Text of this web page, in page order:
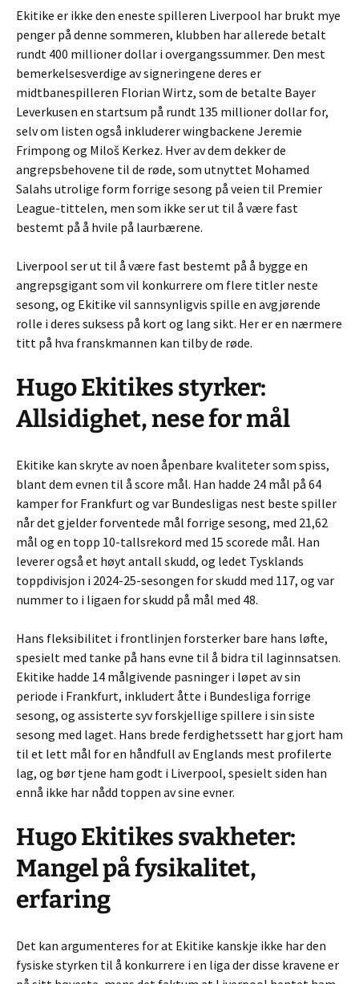
Ekitike er ikke den eneste spilleren Liverpool har brukt mye
penger på denne sommeren, klubben har allerede betalt
rundt 400 millioner dollar i overgangssummer. Den mest
bemerkelsesverdige av signeringene deres er
midtbanespilleren Florian Wirtz, som de betalte Bayer
Leverkusen en startsum på rundt 135 millioner dollar for,
selv om listen også inkluderer wingbackene Jeremie
Frimpong og Miloš Kerkez. Hver av dem dekker de
angrepsbehovene til de røde, som utnyttet Mohamed
Salahs utrolige form forrige sesong på veien til Premier
League-tittelen, men som ikke ser ut til å være fast
bestemt på å hvile på laurbærene.
Liverpool ser ut til å være fast bestemt på å bygge en
angrepsgigant som vil konkurrere om flere titler neste
sesong, og Ekitike vil sannsynligvis spille en avgjørende
rolle i deres suksess på kort og lang sikt. Her er en nærmere
titt på hva franskmannen kan tilby de røde.
Hugo Ekitikes styrker:
Allsidighet, nese for mål
Ekitike kan skryte av noen åpenbare kvaliteter som spiss,
blant dem evnen til å score mål. Han hadde 24 mål på 64
kamper for Frankfurt og var Bundesligas nest beste spiller
når det gjelder forventede mål forrige sesong, med 21,62
mål og en topp 10-tallsrekord med 15 scorede mål. Han
leverer også et høyt antall skudd, og ledet Tysklands
toppdivisjon i 2024-25-sesongen for skudd med 117, og var
nummer to i ligaen for skudd på mål med 48.
Hans fleksibilitet i frontlinjen forsterker bare hans løfte,
spesielt med tanke på hans evne til å bidra til laginnsatsen.
Ekitike hadde 14 målgivende pasninger i løpet av sin
periode i Frankfurt, inkludert åtte i Bundesliga forrige
sesong, og assisterte syv forskjellige spillere i sin siste
sesong med laget. Hans brede ferdighetssett har gjort ham
til et lett mål for en håndfull av Englands mest profilerte
lag, og bør tjene ham godt i Liverpool, spesielt siden han
ennå ikke har nådd toppen av sine evner.
Hugo Ekitikes svakheter:
Mangel på fysikalitet,
erfaring
Det kan argumenteres for at Ekitike kanskje ikke har den
fysiske styrken til å konkurrere i en liga der disse kravene er